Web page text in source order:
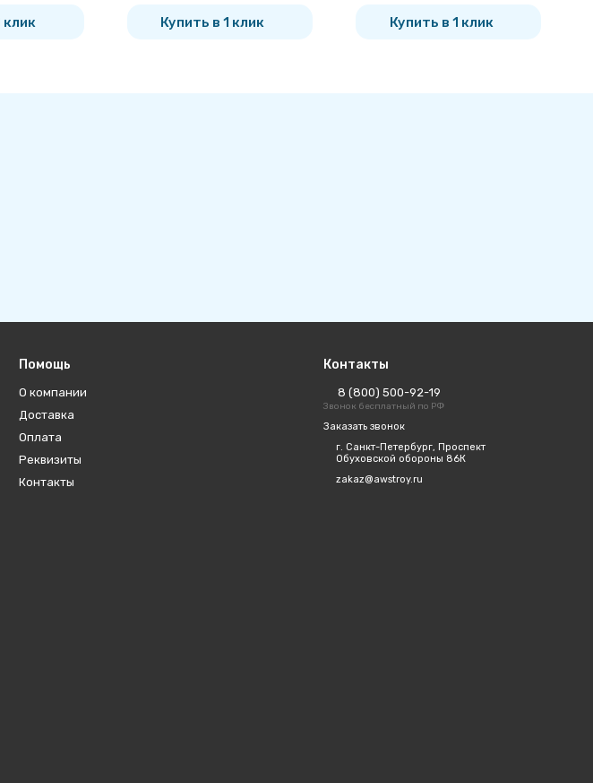
клик Купить в 1 клик Купить в 1 клик
Помощь
О компании
Доставка
Оплата
Реквизиты
Контакты
Контакты
8 (800) 500-92-19
Звонок бесплатный по РФ
Заказать звонок
г. Санкт-Петербург, Проспект
Обуховской обороны 86К
zakaz@awstroy.ru